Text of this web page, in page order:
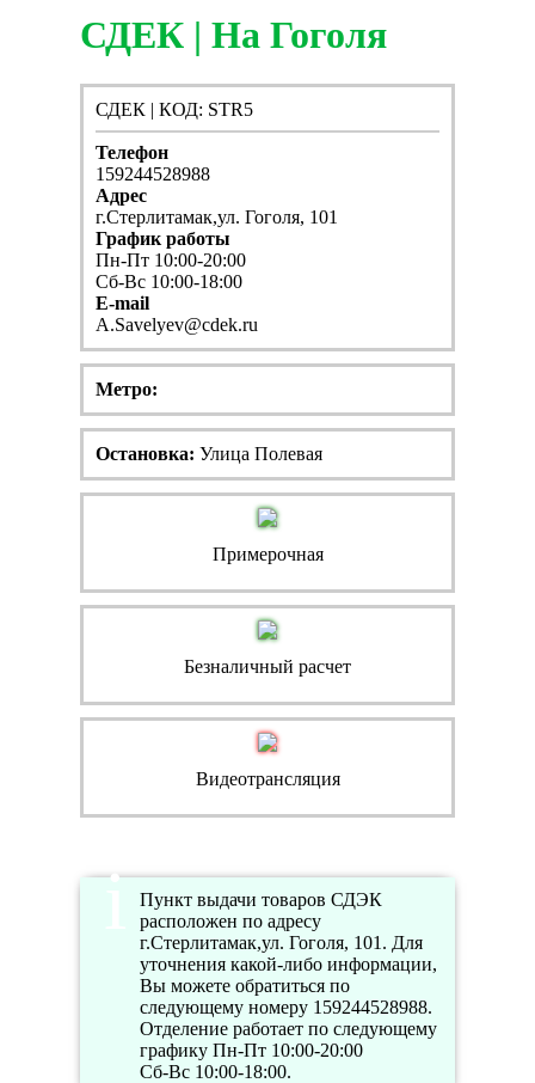
СДЕК | На Гоголя
СДЕК | КОД: STR5
Телефон
159244528988
Адрес
г.Стерлитамак,ул. Гоголя, 101
График работы
Пн-Пт 10:00-20:00
Сб-Вс 10:00-18:00
E-mail
A.Savelyev@cdek.ru
Метро:
Остановка: Улица Полевая
Примерочная
Безналичный расчет
Видеотрансляция
Пункт выдачи товаров СДЭК
расположен по адресу
г.Стерлитамак,ул. Гоголя, 101. Для
уточнения какой-либо информации,
Вы можете обратиться по
следующему номеру 159244528988.
Отделение работает по следующему
графику Пн-Пт 10:00-20:00
Сб-Вс 10:00-18:00.